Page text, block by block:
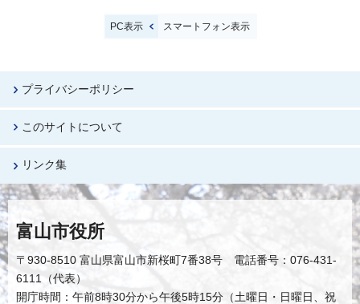
PC表示 スマートフォン表示
プライバシーポリシー
このサイトについて
リンク集
富山市役所
〒930-8510 富山県富山市新桜町7番38号 電話番号：076-431-
6111（代表）
開庁時間：午前8時30分から午後5時15分（土曜日・日曜日、祝